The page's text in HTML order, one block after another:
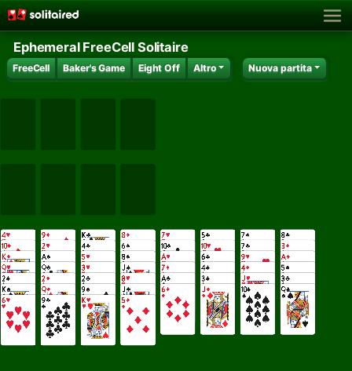
Ephemeral FreeCell Solitaire
FreeCell Baker's Game Eight Off Altro Nuova partita